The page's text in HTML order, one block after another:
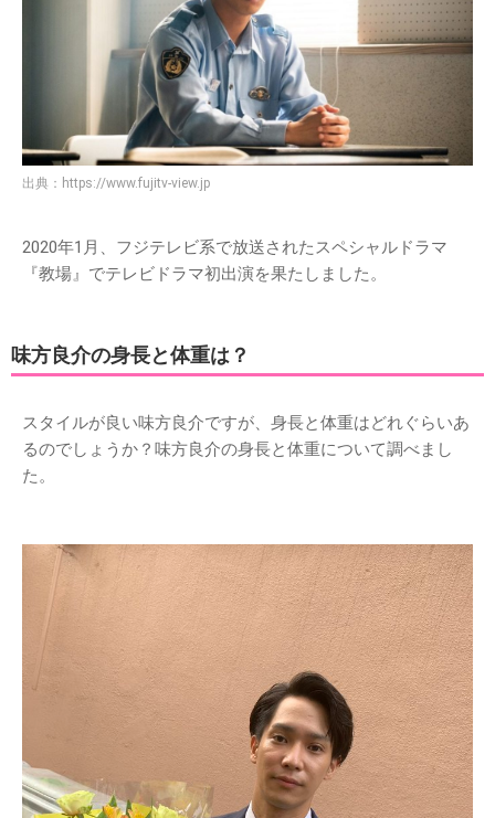
出典： https://www.fujitv-view.jp
2020年1月、フジテレビ系で放送されたスペシャルドラマ
『教場』でテレビドラマ初出演を果たしました。
味方良介の身長と体重は？
スタイルが良い味方良介ですが、身長と体重はどれぐらいあ
るのでしょうか？味方良介の身長と体重について調べまし
た。